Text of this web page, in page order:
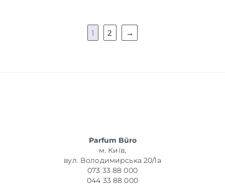
1 2 →
Parfum Büro
м. Київ,
вул. Володимирська 20/1а
073 33 88 000
044 33 88 000